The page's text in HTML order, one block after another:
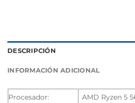
DESCRIPCIÓN
INFORMACIÓN ADICIONAL
Procesador:
AMD Ryzen 5